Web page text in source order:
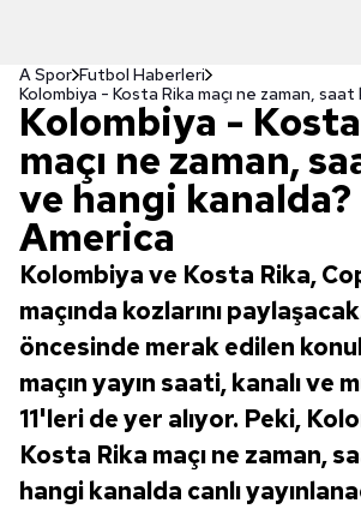
A Spor Futbol Haberleri
Kolombiya -
maçı ne zaman,
ve hangi kanalda?
America
Kolombiya ve Kosta Rika,
maçında kozlarını
öncesinde merak edilen
maçın yayın saati, kanalı ve
11'leri de yer alıyor. Peki,
Kosta Rika maçı ne zaman,
hangi kanalda canlı